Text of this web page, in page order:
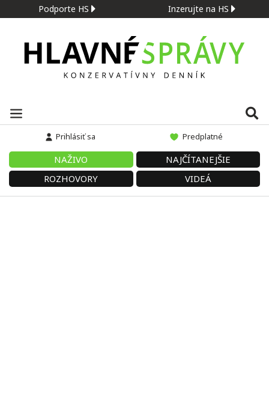
Podporte HS Inzerujte na HS
Prihlásiť sa Predplatné
NAŽIVO
NAJČÍTANEJŠIE
ROZHOVORY
VIDEÁ